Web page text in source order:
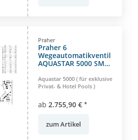
Praher
Praher 6
Wegeautomatikventil
AQUASTAR 5000 SM
Aquastar 5000 ( für exklusive
Privat- & Hotel Pools )
ab 2.755,90 € *
zum Artikel